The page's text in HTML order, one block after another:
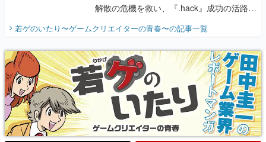
解散の危機を救い、『.hack』成功の活路を
『少年ジャンプ』色だった【若ゲのいた
り】
若ゲのいたり〜ゲームクリエイターの青春〜の記事一覧